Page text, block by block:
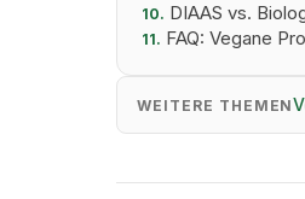
10. DIAAS vs.
11. FAQ: Vegane
WEITERE THEMEN